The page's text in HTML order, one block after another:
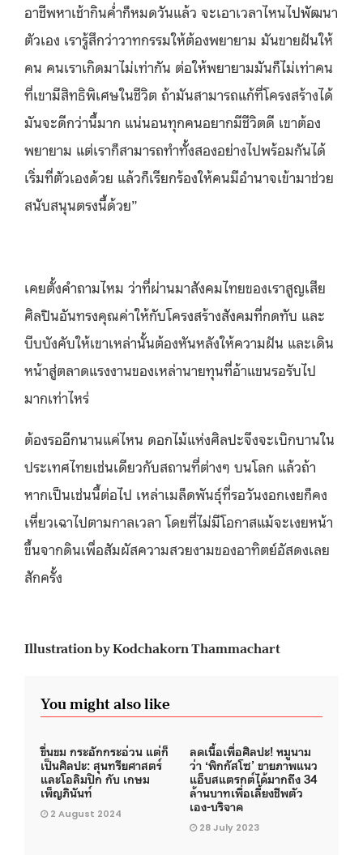
อาชีพหาเช้ากินค่ำก็หมดวันแล้ว จะเอาเวลาไหนไปพัฒนา
ตัวเอง เรารู้สึกว่าวาทกรรมให้ต้องพยายาม มันขายฝันให้
คน คนเราเกิดมาไม่เท่ากัน ต่อให้พยายามมันก็ไม่เท่าคน
ที่เขามีสิทธิพิเศษในชีวิต ถ้ามันสามารถแก้ที่โครงสร้างได้
มันจะดีกว่านี้มาก แน่นอนทุกคนอยากมีชีวิตดี เขาต้อง
พยายาม แต่เราก็สามารถทำทั้งสองอย่างไปพร้อมกันได้
เริ่มที่ตัวเองด้วย แล้วก็เรียกร้องให้คนมีอำนาจเข้ามาช่วย
สนับสนุนตรงนี้ด้วย”
เคยตั้งคำถามไหม ว่าที่ผ่านมาสังคมไทยของเราสูญเสีย
ศิลปินอันทรงคุณค่าให้กับโครงสร้างสังคมที่กดทับ และ
บีบบังคับให้เขาเหล่านั้นต้องหันหลังให้ความฝัน และเดิน
หน้าสู่ตลาดแรงงานของเหล่านายทุนที่อ้าแขนรอรับไป
มากเท่าไหร่
ต้องรออีกนานแค่ไหน ดอกไม้แห่งศิลปะจึงจะเบิกบานใน
ประเทศไทยเช่นเดียวกับสถานที่ต่างๆ บนโลก แล้วถ้า
หากเป็นเช่นนี้ต่อไป เหล่าเมล็ดพันธ์ุที่รอวันงอกเงยก็คง
เหี่ยวเฉาไปตามกาลเวลา โดยที่ไม่มีโอกาสแม้จะเงยหน้า
ขึ้นจากดินเพื่อสัมผัสความสวยงามของอาทิตย์อัสดงเลย
สักครั้ง
Illustration by Kodchakorn Thammachart
You might also like
ขื่นขม กระอักกระอ่วน แต่ก็
เป็นศิลปะ: สุนทรียศาสตร์
และโอลิมปิก กับ เกษม
เพ็ญภินันท์
2 August 2024
ลดเนื้อเพื่อศิลปะ! หมูนาม
ว่า ‘พิกกัสโซ’ ขายภาพแนว
แอ็บสแตรกต์ได้มากถึง 34
ล้านบาทเพื่อเลี้ยงชีพตัว
เอง-บริจาค
28 July 2023